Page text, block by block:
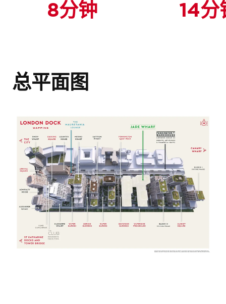
伯克利集团作品集
您的详细指南，介绍我
们获奖的开发项目
这份作品集提供了我们在伦敦、伯明哈姆
与我们一起探索您的
房产潜力！
8分钟 14分
总平面图
3 卧室公寓